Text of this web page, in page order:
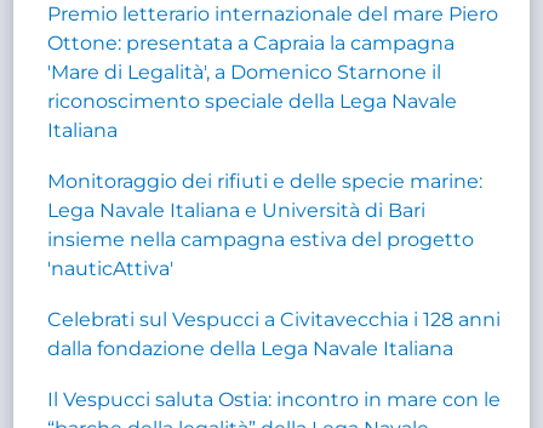
Premio letterario internazionale del mare Piero
Ottone: presentata a Capraia la campagna
'Mare di Legalità', a Domenico Starnone il
riconoscimento speciale della Lega Navale
Italiana
Monitoraggio dei rifiuti e delle specie marine:
Lega Navale Italiana e Università di Bari
insieme nella campagna estiva del progetto
'nauticAttiva'
Celebrati sul Vespucci a Civitavecchia i 128 anni
dalla fondazione della Lega Navale Italiana
Il Vespucci saluta Ostia: incontro in mare con le